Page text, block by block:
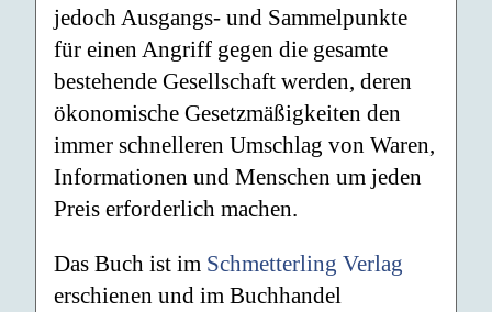
jedoch Ausgangs- und Sammelpunkte
für einen Angriff gegen die gesamte
bestehende Gesellschaft werden, deren
ökonomische Gesetzmäßigkeiten den
immer schnelleren Umschlag von Waren,
Informationen und Menschen um jeden
Preis erforderlich machen.
Das Buch ist im Schmetterling Verlag
erschienen und im Buchhandel